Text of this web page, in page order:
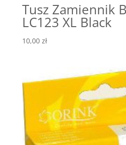
Tusz Zamiennik
LC123 XL Black
10,00 zł